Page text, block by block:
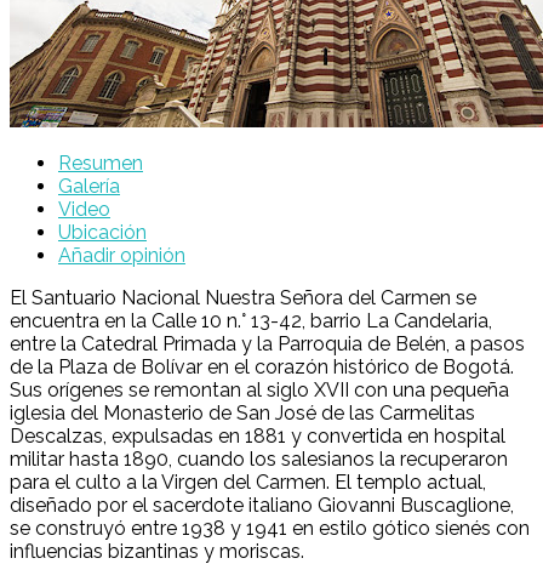
Resumen
Galería
Video
Ubicación
Añadir opinión
El Santuario Nacional Nuestra Señora del Carmen se
encuentra en la Calle 10 n.° 13-42, barrio La Candelaria,
entre la Catedral Primada y la Parroquia de Belén, a pasos
de la Plaza de Bolívar en el corazón histórico de Bogotá.
Sus orígenes se remontan al siglo XVII con una pequeña
iglesia del Monasterio de San José de las Carmelitas
Descalzas, expulsadas en 1881 y convertida en hospital
militar hasta 1890, cuando los salesianos la recuperaron
para el culto a la Virgen del Carmen. El templo actual,
diseñado por el sacerdote italiano Giovanni Buscaglione,
se construyó entre 1938 y 1941 en estilo gótico sienés con
influencias bizantinas y moriscas.